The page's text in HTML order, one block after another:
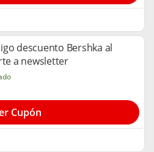
descuento Bershka al
a newsletter
Cupón